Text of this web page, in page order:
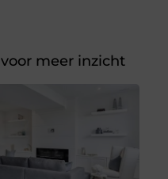
voor meer inzicht